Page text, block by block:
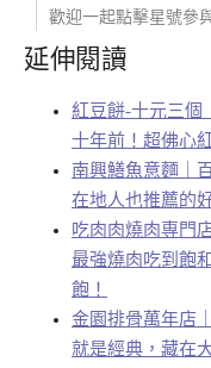
歡迎一起點擊星號參
延伸閱讀
紅豆餅-十元三個
十年前！超佛心
南興鱔魚意麵｜
在地人也推薦的
吃肉肉燒肉専門
最強燒肉吃到飽
飽！
金園排骨萬年店
就是經典，藏在